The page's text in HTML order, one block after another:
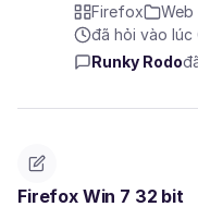
Firefox
đã hỏi vào
Runky Rodo
Firefox Win 7 32 bit